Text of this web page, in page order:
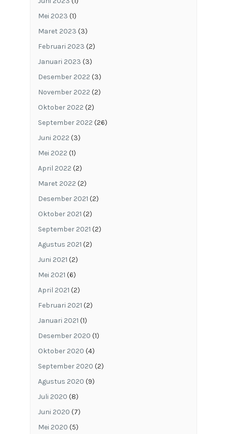
Mei 2023 (1)
Maret 2023 (3)
Februari 2023 (2)
Januari 2023 (3)
Desember 2022 (3)
November 2022 (2)
Oktober 2022 (2)
September 2022 (26)
Juni 2022 (3)
Mei 2022 (1)
April 2022 (2)
Maret 2022 (2)
Desember 2021 (2)
Oktober 2021 (2)
September 2021 (2)
Agustus 2021 (2)
Juni 2021 (2)
Mei 2021 (6)
April 2021 (2)
Februari 2021 (2)
Januari 2021 (1)
Desember 2020 (1)
Oktober 2020 (4)
September 2020 (2)
Agustus 2020 (9)
Juli 2020 (8)
Juni 2020 (7)
Mei 2020 (5)